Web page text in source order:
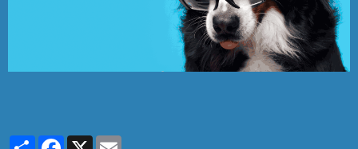
PartagerFacebook